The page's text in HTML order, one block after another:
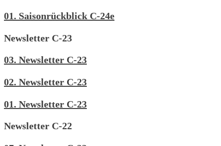
01. Saisonrückblick C-24e
Newsletter C-23
03. Newsletter C-23
02. Newsletter C-23
01. Newsletter C-23
Newsletter C-22